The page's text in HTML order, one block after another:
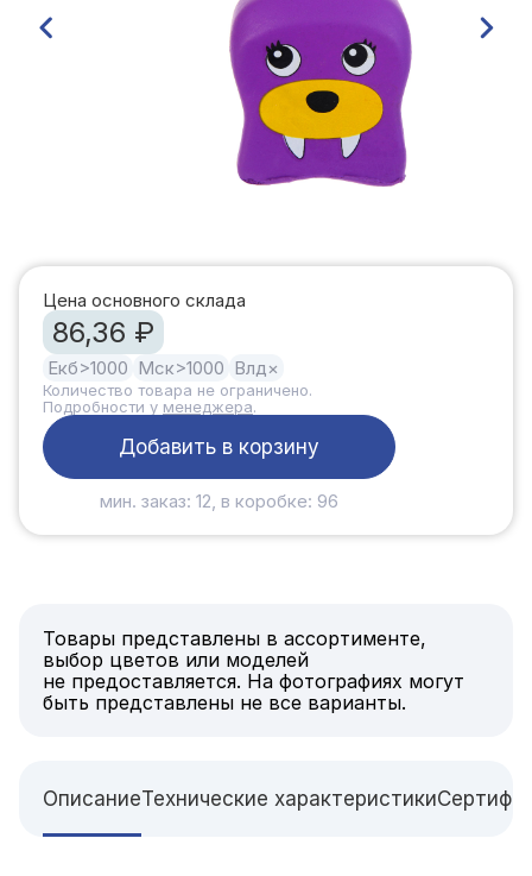
Цена основного склада
86,36 ₽
Екб>1000 Мск>1000 Влд ×
Количество товара не ограничено.
Подробности у менеджера.
Добавить в корзину
мин. заказ: 12, в коробке: 96
Товары представлены в ассортименте,
выбор цветов или моделей
не предоставляется. На фотографиях могут
быть представлены не все варианты.
ОписаниеТехнические характеристики